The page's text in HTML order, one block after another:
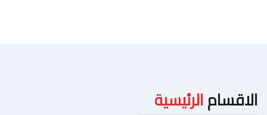
الاقسامالرئيسية